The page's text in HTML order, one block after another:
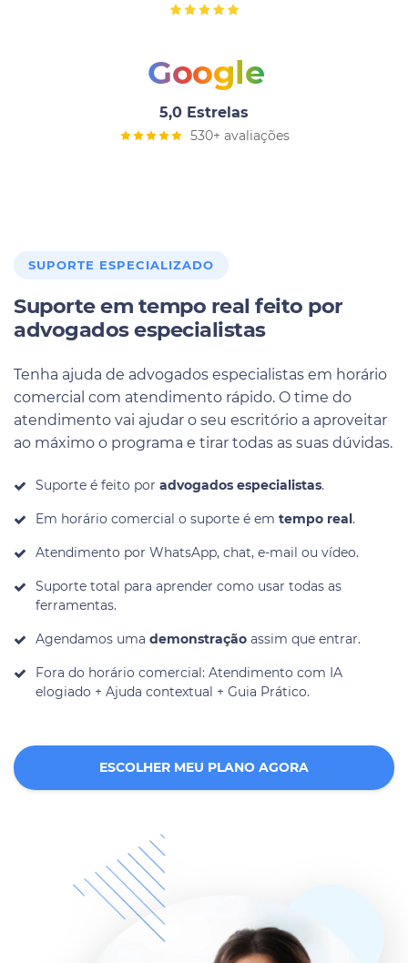
Google
5,0 Estrelas
530+ avaliações
SUPORTE ESPECIALIZADO
Suporte em tempo real feito por
advogados especialistas
Tenha ajuda de advogados especialistas em horário
comercial com atendimento rápido. O time do
atendimento vai ajudar o seu escritório a aproveitar
ao máximo o programa e tirar todas as suas dúvidas.
Suporte é feito por advogados especialistas.
Em horário comercial o suporte é em tempo real.
Atendimento por WhatsApp, chat, e-mail ou vídeo.
Suporte total para aprender como usar todas as
ferramentas.
Agendamos uma demonstração assim que entrar.
Fora do horário comercial: Atendimento com IA
elogiado + Ajuda contextual + Guia Prático.
ESCOLHER MEU PLANO AGORA